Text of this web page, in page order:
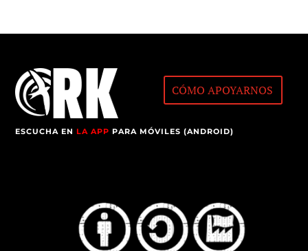
CÓMO APOYARNOS
ESCUCHA ENLA APP PARA MÓVILES (ANDROID)